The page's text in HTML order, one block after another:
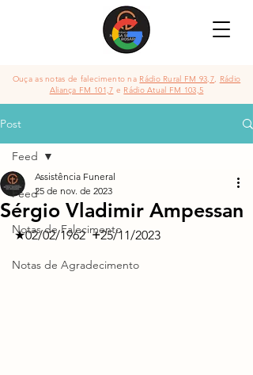
Ouça as notas de falecimento na Rádio Rural FM 93,7, Rádio
Aliança FM 101,7 e Rádio Atual FM 103,5
Post
Feed
Notas de Falecimento
Notas de Agradecimento
Feed
Sérgio Vladimir Ampessan
Assistência Funeral
25 de nov. de 2023
★02/02/1962 +25/11/2023